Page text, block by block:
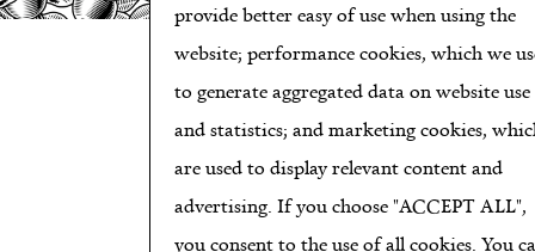
provide better easy of use when using the
website; performance cookies, which we
to generate aggregated data on website use
and statistics; and marketing cookies,
are used to display relevant content and
advertising. If you choose "ACCEPT ALL",
you consent to the use of all cookies. You